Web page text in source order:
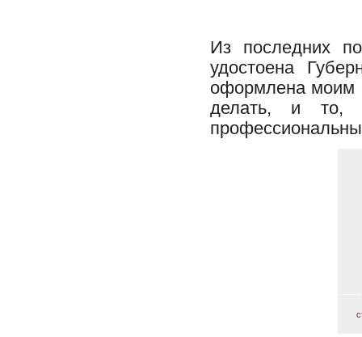
Из последних
удостоена
оформлена моим
делать, и то,